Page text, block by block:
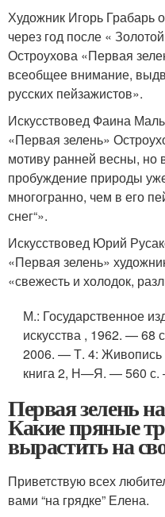
Художник Игорь Грабарь
через год после «
Остроухова «Первая
всеобщее внимание,
русских пейзажистов».
Искусствовед Фаина
«Первая зелень»
мотиву ранней весны, но
пробуждение природы
многогранно, чем в его
снег“».
Искусствовед Юрий
«Первая зелень»
«свежесть и холодок,
М.: Государственное
искусства , 1962. — 68
2006. — Т. 4: Живопись
книга 2, Н—Я. — 560 с.
Первая зелень
Какие пряные
вырастить на
Приветствую всех
вами “на грядке” Елена.